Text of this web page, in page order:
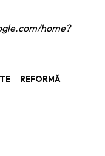
home?
REFORMĂ